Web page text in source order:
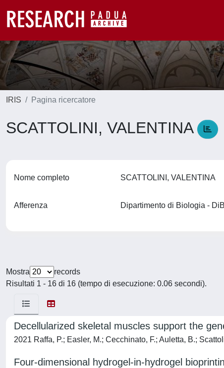
IRIS Pagina ricercatore
SCATTOLINI, VALENTINA
Nome completo SCATTOLINI, VALENTINA
Afferenza Dipartimento di Biologia -
Mostra
records
Risultati 1 - 16 di 16 (tempo di esecuzione: 0.06 secondi).
Decellularized skeletal muscles support the
2021 Raffa, P.; Easler, M.; Cecchinato, F.; Auletta, B.;
Four-dimensional hydrogel-in-hydrogel